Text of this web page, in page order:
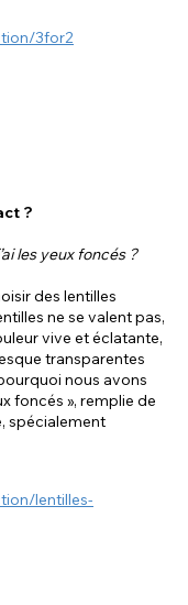
3for2
?
les yeux foncés ?
des lentilles
ne se valent pas,
vive et éclatante,
transparentes
nous avons
foncés », remplie de
spécialement
lentilles-